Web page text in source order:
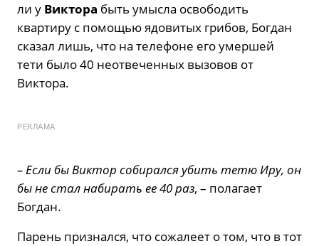
ли у Виктора быть умысла освободить
квартиру с помощью ядовитых грибов, Богдан
сказал лишь, что на телефоне его умершей
тети было 40 неотвеченных вызовов от
Виктора.
РЕКЛАМА
– Если бы Виктор собирался убить тетю Иру, он
бы не стал набирать ее 40 раз, – полагает
Богдан.
Парень признался, что сожалеет о том, что в тот